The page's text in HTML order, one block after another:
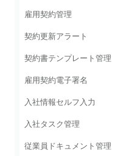
雇用契約管理
契約更新アラート
契約書テンプレート管理
雇用契約電子署名
入社情報セルフ入力
入社タスク管理
従業員ドキュメント管理